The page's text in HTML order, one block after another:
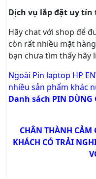
Dịch vụ lắp đặt uy tín
Hãy chatvới shop để
còn rất nhiều mặt
bạn chưa tìm thấy hãy
Ngoài Pin laptop HP
nhiều sản phẩm khác
Danh sách PIN DÙNG
CHÂN THÀNH CẢM
KHÁCH CÓ TRẢI